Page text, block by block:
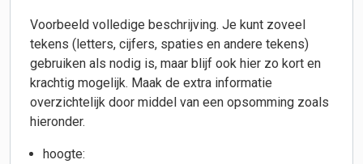
Voorbeeld volledige beschrijving. Je kunt zoveel
tekens (letters, cijfers, spaties en andere tekens)
gebruiken als nodig is, maar blijf ook hier zo kort en
krachtig mogelijk. Maak de extra informatie
overzichtelijk door middel van een opsomming zoals
hieronder.
hoogte: